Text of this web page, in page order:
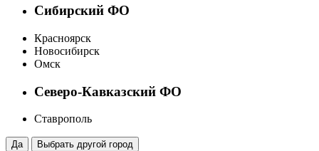
Сибирский ФО
Красноярск
Новосибирск
Омск
Северо-Кавказский ФО
Ставрополь